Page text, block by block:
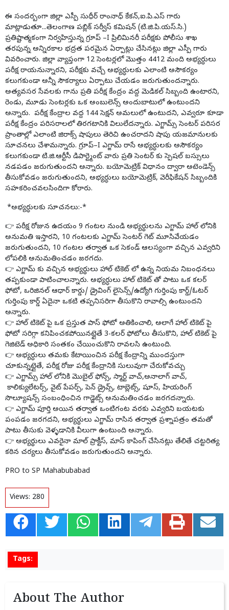
ఈ సందర్బంగా జిల్లా ఎస్పీ సుధీర్ రాంనాధ్ కేకన్,ఐ.పి.ఎస్ గారు
మాట్లాడుతూ...తెలంగాణ పబ్లిక్ సర్వీస్ కమిషన్ (టి.జి.పి.యస్.సి.)
ప్రతిష్టాత్మకంగా నిర్వహిస్తున్న గ్రూప్ –I ప్రిలిమినరీ పరీక్షకు పోలీసు శాఖ
తరపున్న అన్నిరకాల భద్రత పరమైన ఏర్పాట్లు చేసినట్లు జిల్లా ఎస్పీ గారు
వివరించారు. జిల్లా వ్యాప్తంగా 12 సెంటర్లలో మొత్తం 4412 మంది అభ్యర్ధులు
పరీక్ష రాయనున్నారని, పరీక్షకు వచ్చే అభ్యర్ధులకు ఎలాంటి అసౌకర్యం
కలుగకుండా అన్నీ సౌకర్యాలు ఏర్పాటు చేయడం జరుగుతుందన్నారు.
అత్యవసర సేవలకు గాను ప్రతి పరీక్ష కేంద్రం వద్ద మెడికల్ సిబ్బంది ఉంటారని,
రెండు, మూడు సెంటర్లకు ఒక అంబులెన్స్ అందుబాటులో ఉంటుందని
అన్నారు. పరీక్ష కేంద్రాల వద్ద 144 సెక్షన్ అమలులో ఉంటుదని, ఎవ్వరూ కూడా
పరీక్ష కేంద్రం పరిసరాలలో తిరగటానికి విలులేదన్నారు. ఎగ్జామ్స్ సెంటర్ పరిసర
ప్రాంతాల్లో ఎలాంటి జిరాక్స్ షాపులు తెరిచి ఉంచరాదని షాపు యజమానులకు
సూచనలు చేశామన్నారు. గ్రూప్–I ఎగ్జామ్ రాసే అభ్యర్ధులకు అసౌకర్యం
కలుగకుండా టి.జి.ఆర్టీసీ డిపార్ట్మెంట్ వారు ప్రతి సెంటర్ కు స్పెషల్ బస్సులు
నడపడం జరుగుతుందని అన్నారు. బయోమెట్రిక్ విధానం ద్వారా అటెండెన్స్
తీసుకోవడం జరుగుతుందని, అభ్యర్ధులు బయోమెట్రిక్, వెరీఫికేషన్ సిబ్బందికి
సహకరించవలసిందిగా కోరారు.
*అభ్యర్ధులకు సూచనలు:-*
👉 పరీక్ష రోజున ఉదయం 9 గంటల నుండి అభ్యర్థులను ఎగ్జామ్ హాల్ లోనికి
అనుమతి ఇస్తారని, 10 గంటలకు ఎగ్జామ్ సెంటర్ గెట్ మూసివేయడం
జరుగుతుందని, 10 గంటల తర్వాత ఒక సెకండ్ ఆలస్యంగా వచ్చిన ఎవ్వరిని
లోపలికి అనుమతించడం జరగదు.
👉 ఎగ్జామ్ కు వచ్చిన అభ్యర్థులు హాల్ టికెట్ లో ఉన్న నియమ నిబంధనలు
తప్పకుండా పాటించాలన్నారు. అభ్యర్ధులు హాల్ టికెట్ తో పాటు ఒక కలర్
ఫోటో, ఒరిజినల్ ఆధార్ కార్డు/ డ్రైవింగ్ లైసెన్స్/ఉద్యోగి గుర్తింపు కార్డ్/ఓటర్
గుర్తింపు కార్డ్ ఏదైనా ఒకటి తప్పనిసరిగా తీసుకొని రావాల్సి ఉంటుందని
అన్నారు.
👉 హాల్ టికెట్ పై ఒక ప్రస్తుత పాస్ ఫోటో అతికించాలి, అలాగే హాల్ టికెట్ పై
ఫోటో సరిగ్గా కనిపించకపోయినట్లైతే 3-కలర్ ఫోటోలు తీసుకొని, హాల్ టికెట్ పై
గెజిటెడ్ అధికారి సంతకం చేయించుకొని రావలసి ఉంటుంది.
👉 అభ్యర్ధులు తమకు కేటాయించిన పరీక్ష కేంద్రాన్ని ముందస్తుగా
చూకున్నట్లైతే, పరీక్ష రోజు పరీక్ష కేంద్రానికి సులువుగా చేరుకోవచ్చు
👉 ఎగ్జామ్స్ హాల్ లోనికి మొబైల్ ఫోన్స్, స్మార్ట్ వాచ్,అనాలాగ్ వాచ్,
కాలిక్యులేటర్స్, వైట్ పేపర్స్, పెన్ డ్రైవ్స్, టాబ్లెట్స్, షూస్, హియరింగ్
సొల్యూషన్స్ సంబంధించిన గాడ్జెట్స్ అనుమతించడం జరగదన్నారు.
👉 ఎగ్జామ్ పూర్తి అయిన తర్వాత ఒంటిగంట వరకు ఎవ్వరిని బయటకు
పంపడం జరగదని, అభ్యర్థులు ఎగ్జామ్ రాసిన తర్వాత ప్రశ్నాపత్రం తమతో
పాటు తీసుకు వెళ్ళడానికి వీలుగా ఉంటుంది అన్నారు.
👉 అభ్యర్థులు ఎవరైనా మాల్ ప్రాక్టీస్, మాస్ కాపింగ్ చేసినట్లు తేలితే చట్టరిత్య
కఠిన చర్యలు తీసుకోవడం జరుగుతుందని అన్నారు.
PRO to SP Mahabubabad
Views: 280
Tags:
About The Author